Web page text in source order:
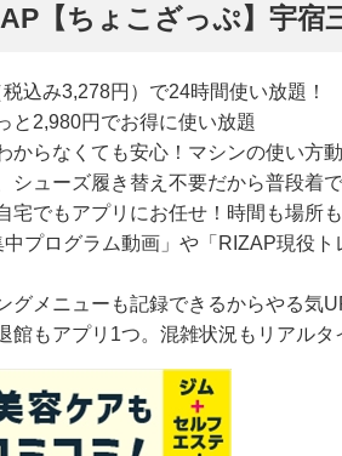
【ちょこざっぷ】宇宿
込み3,278円）で24時間使い放題！
と2,980円でお得に使い放題
からなくても安心！マシンの使い方
シューズ履き替え不要だから普段着
宅でもアプリにお任せ！時間も場所
中プログラム動画」や「RIZAP現役
グメニューも記録できるからやる気
館もアプリ1つ。混雑状況もリアルタ